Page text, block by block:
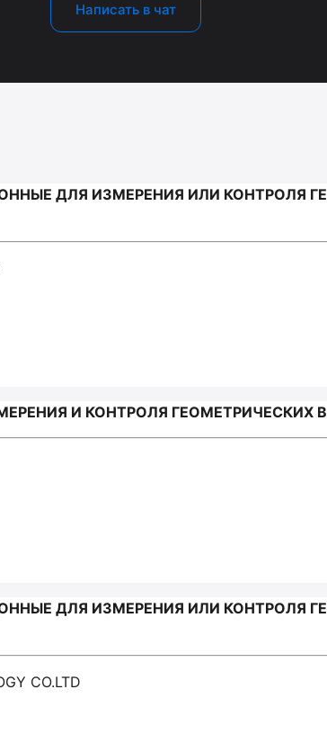
Написать в чат
ДЛЯ ИЗМЕРЕНИЯ ИЛИ КОНТРОЛЯ
И КОНТРОЛЯ ГЕОМЕТРИЧЕСКИХ
ДЛЯ ИЗМЕРЕНИЯ ИЛИ КОНТРОЛЯ
CO.LTD